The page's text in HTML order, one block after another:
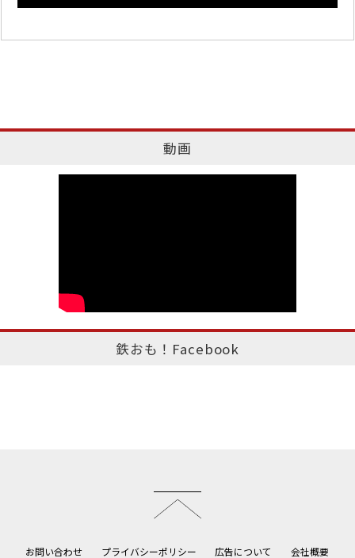
動画
鉄おも！Facebook
お問い合わせ プライバシーポリシー 広告について 会社概要